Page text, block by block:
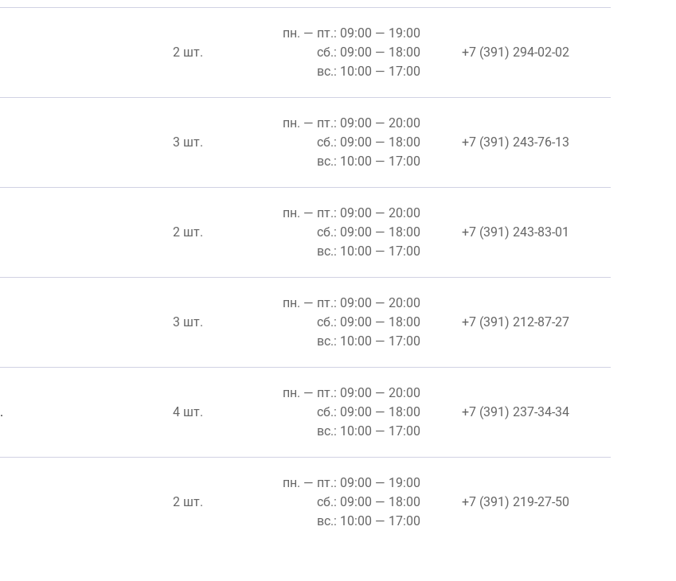
2 шт.
пн. — пт.: 09:00 — 19:00
сб.: 09:00 — 18:00
вс.: 10:00 — 17:00
+7 (391) 294-02-02
3 шт.
пн. — пт.: 09:00 — 20:00
сб.: 09:00 — 18:00
вс.: 10:00 — 17:00
+7 (391) 243-76-13
2 шт.
пн. — пт.: 09:00 — 20:00
сб.: 09:00 — 18:00
вс.: 10:00 — 17:00
+7 (391) 243-83-01
3 шт.
пн. — пт.: 09:00 — 20:00
сб.: 09:00 — 18:00
вс.: 10:00 — 17:00
+7 (391) 212-87-27
4 шт.
пн. — пт.: 09:00 — 20:00
сб.: 09:00 — 18:00
вс.: 10:00 — 17:00
+7 (391) 237-34-34
2 шт.
пн. — пт.: 09:00 — 19:00
сб.: 09:00 — 18:00
вс.: 10:00 — 17:00
+7 (391) 219-27-50